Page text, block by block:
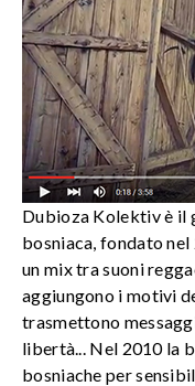
Dubioza Kolektiv è il
bosniaca, fondato nel
un mix tra suoni
aggiungono i motivi
trasmettono
libertà... Nel 2010 la
bosniache per